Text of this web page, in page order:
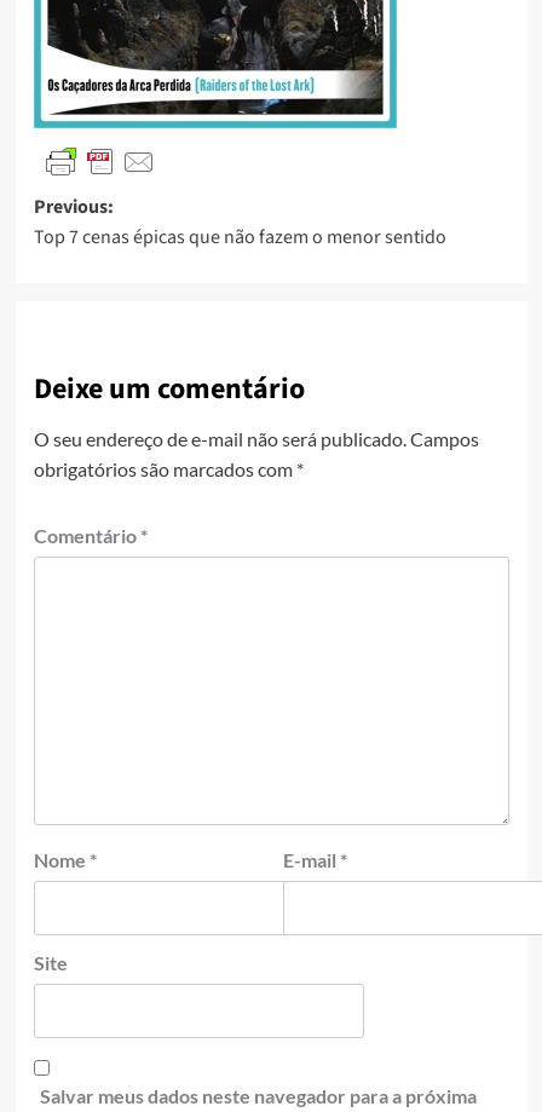
Previous:
Top 7 cenas épicas que não fazem o menor sentido
Deixe um comentário
O seu endereço de e-mail não será publicado. Campos
obrigatórios são marcados com *
Comentário *
Nome * E-mail *
Site
Salvar meus dados neste navegador para a próxima